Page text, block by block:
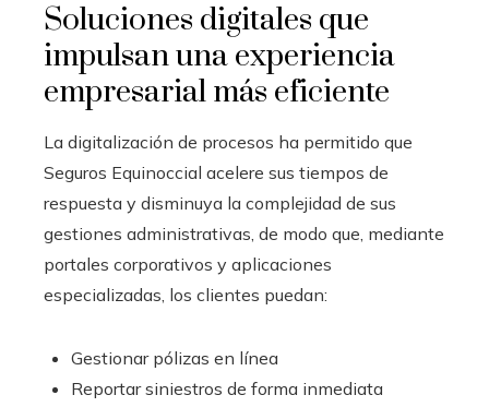
Soluciones digitales que
impulsan una experiencia
empresarial más eficiente
La digitalización de procesos ha permitido que
Seguros Equinoccial acelere sus tiempos de
respuesta y disminuya la complejidad de sus
gestiones administrativas, de modo que, mediante
portales corporativos y aplicaciones
especializadas, los clientes puedan:
Gestionar pólizas en línea
Reportar siniestros de forma inmediata